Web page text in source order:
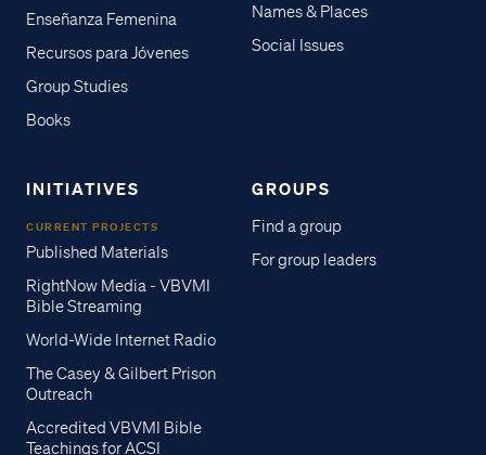
Enseñanza Femenina
Recursos para Jóvenes
Group Studies
Books
Names & Places
Social Issues
INITIATIVES
CURRENT PROJECTS
Published Materials
RightNow Media - VBVMI
Bible Streaming
World-Wide Internet Radio
The Casey & Gilbert Prison
Outreach
Accredited VBVMI Bible
Teachings for ACSI
GROUPS
Find a group
For group leaders